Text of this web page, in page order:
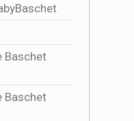
LNBM
Baschet
Baschet